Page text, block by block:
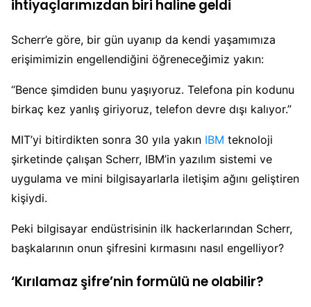
ihtiyaçlarımızdan biri haline geldi
Scherr’e göre, bir gün uyanıp da kendi yaşamımıza
erişimimizin engellendiğini öğreneceğimiz yakın:
“Bence şimdiden bunu yaşıyoruz. Telefona pin kodunu
birkaç kez yanlış giriyoruz, telefon devre dışı kalıyor.”
MIT’yi bitirdikten sonra 30 yıla yakın IBM teknoloji
şirketinde çalışan Scherr, IBM’in yazılım sistemi ve
uygulama ve mini bilgisayarlarla iletişim ağını geliştiren
kişiydi.
Peki bilgisayar endüstrisinin ilk hackerlarından Scherr,
başkalarının onun şifresini kırmasını nasıl engelliyor?
‘Kırılamaz şifre’nin formülü ne olabilir?